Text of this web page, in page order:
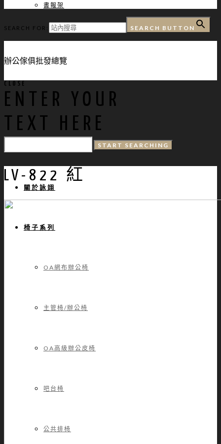
書報架
SEARCH FOR: SEARCH BUTTON
辦公傢俱批發總覽
關於詠翊
椅子系列
OA網布辦公椅
主管椅/辦公椅
OA高級辦公皮椅
吧台椅
公共排椅
CLOSE
ENTER YOUR
TEXT HERE
LV-822 紅